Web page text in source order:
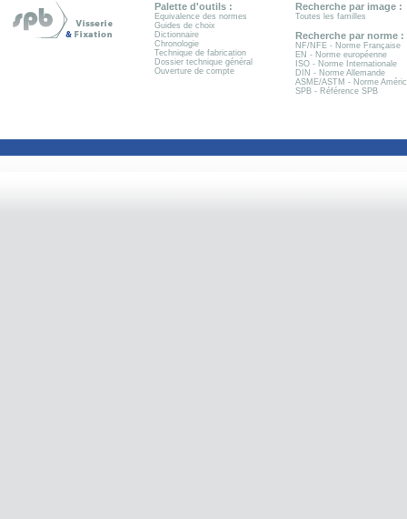
Palette d'outils :
Equivalence des normes
Guides de choix
Dictionnaire
Chronologie
Technique de fabrication
Dossier technique général
Ouverture de compte
Recherche par image :
Toutes les familles
Recherche par norme :
NF/NFE - Norme Française
EN - Norme européenne
ISO - Norme Internationale
DIN - Norme Allemande
ASME/ASTM - Norme
SPB - Référence SPB